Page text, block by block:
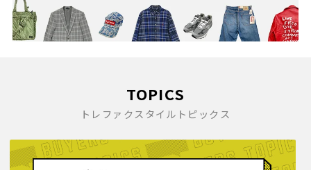
TOPICS
トレファクスタイルトピックス